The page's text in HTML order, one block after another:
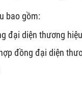
bao gồm:
đại diện thương
đồng đại diện